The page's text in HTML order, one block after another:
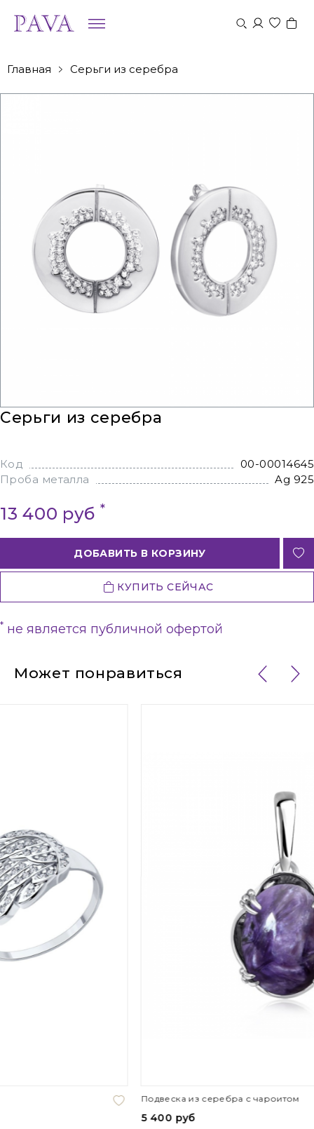
Главная Серьги из серебра
Серьги из серебра
Код
00-00014645
Проба металла
Ag 925
13 400 руб *
ДОБАВИТЬ В КОРЗИНУ
КУПИТЬ СЕЙЧАС
* не является публичной офертой
Может понравиться
Подвеска из серебра с чароитом